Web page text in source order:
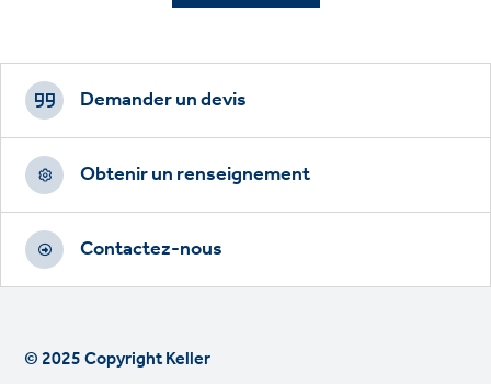
Footer
CTAs
Demander un devis
Obtenir un renseignement
Contactez-nous
© 2025 Copyright Keller